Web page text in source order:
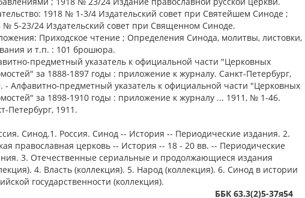
1918 № 1-3/4 Издательский совет при Святейшем Синоде ;
№ 5-23/24 Издательский совет при Священном Синоде.
Приходское чтение ; Определения Синода, молитвы, листовки,
и т.п. : 101 брошюра.
предметный указатель к официальной части "Церковных
за 1888-1897 годы : приложение к журналу. Санкт-Петербург,
- Алфавитно-предметный указатель к официальной части "Церковных
за 1898-1910 годы : приложение к журналу ... 1911, № 1-46.
Петербург, 1911.
Синод.1. Россия. Синод -- История -- Периодические издания. 2.
православная церковь -- История -- 18 - 20 вв. -- Периодические
3. Отечественные сериальные и продолжающиеся издания
4. Власть (коллекция). 5. Народ (коллекция). 6. Синод в истории
государственности (коллекция).
ББК 63.3(2)5-37я54